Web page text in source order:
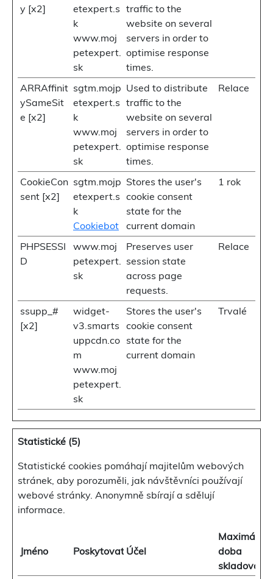
y [x2]
etexpert.s
k
www.moj
petexpert.
sk
traffic to the
website on several
servers in order to
optimise response
times.
ARRAffinit
ySameSit
e [x2]
sgtm.mojp
etexpert.s
k
www.moj
petexpert.
sk
Used to distribute
traffic to the
website on several
servers in order to
optimise response
times.
Relace
CookieCon
sent [x2]
sgtm.mojp
etexpert.s
k
Cookiebot
Stores the user's
cookie consent
state for the
current domain
1 rok
PHPSESSI
D
www.moj
petexpert.
sk
Preserves user
session state
across page
requests.
Relace
ssupp_#
[x2]
widget-
v3.smarts
uppcdn.co
m
www.moj
petexpert.
sk
Stores the user's
cookie consent
state for the
current domain
Trvalé
Statistické (5)
Statistické cookies pomáhají majitelům webových
stránek, aby porozuměli, jak návštěvníci používají
webové stránky. Anonymně sbírají a sdělují
informace.
Jméno PoskytovatelÚčel
Maximální
doba
skladování